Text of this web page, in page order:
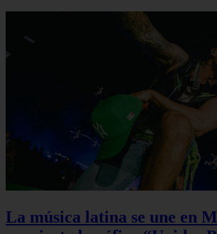
La música latina se une en